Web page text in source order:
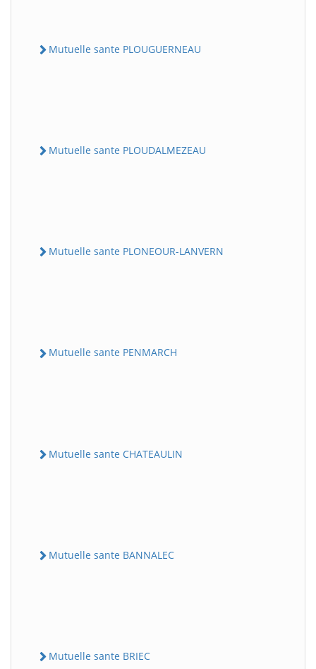
Mutuelle sante PLOUGUERNEAU
Mutuelle sante PLOUDALMEZEAU
Mutuelle sante PLONEOUR-LANVERN
Mutuelle sante PENMARCH
Mutuelle sante CHATEAULIN
Mutuelle sante BANNALEC
Mutuelle sante BRIEC